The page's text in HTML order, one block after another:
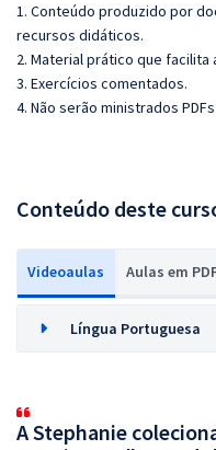
1. Conteúdo produzido por
recursos didáticos.
2. Material prático que facilita
3. Exercícios comentados.
4. Não serão ministrados
Conteúdo deste
Videoaulas Aulas em
Língua Portuguesa
A Stephanie